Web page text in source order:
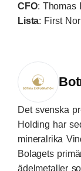
CFO: Thomas
Lista: First
Det svenska
Holding har
mineralrika
Bolagets
ädelmetaller